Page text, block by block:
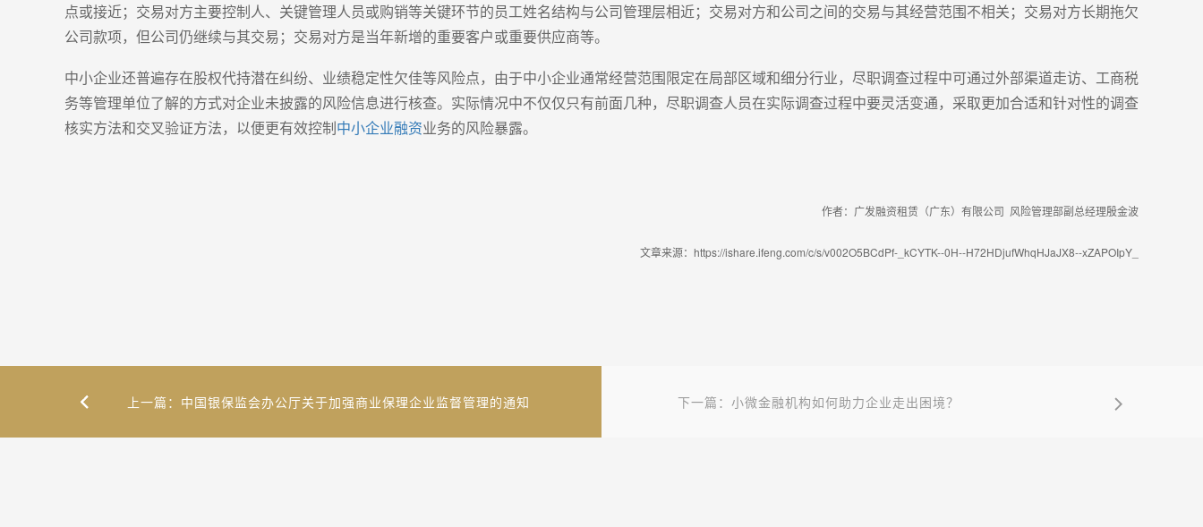
点或接近；交易对方主要控制人、关键管理人员或购销等关键环节的员工姓名结构与公司管理层相近；交易对方和公司之间的交易与其经营范围不相关；交易对方长期拖欠
公司款项，但公司仍继续与其交易；交易对方是当年新增的重要客户或重要供应商等。
中小企业还普遍存在股权代持潜在纠纷、业绩稳定性欠佳等风险点，由于中小企业通常经营范围限定在局部区域和细分行业，尽职调查过程中可通过外部渠道走访、工商税
务等管理单位了解的方式对企业未披露的风险信息进行核查。实际情况中不仅仅只有前面几种，尽职调查人员在实际调查过程中要灵活变通，采取更加合适和针对性的调查
核实方法和交叉验证方法，以便更有效控制中小企业融资业务的风险暴露。
作者：广发融资租赁（广东）有限公司 风险管理部副总经理殷金波
文章来源：https://ishare.ifeng.com/c/s/v002O5BCdPf-_kCYTK--0H--H72HDjufWhqHJaJX8--xZAPOIpY_
上一篇：中国银保监会办公厅关于加强商业保理企业监督管理的通知 下一篇：小微金融机构如何助力企业走出困境？